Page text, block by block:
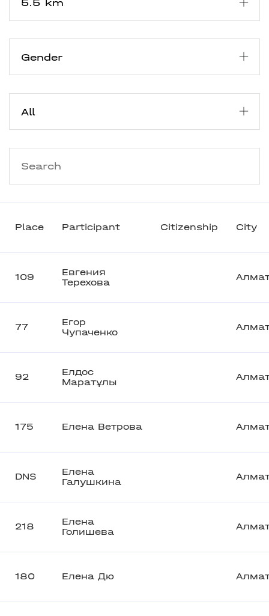
Place Participant Citizenship City
109
Евгения
Терехова
77
Егор
Чупаченко
92
Елдос
Маратұлы
175 Елена Ветрова
DNS
Елена
Галушкина
218
Елена
Голишева
180 Елена Дю